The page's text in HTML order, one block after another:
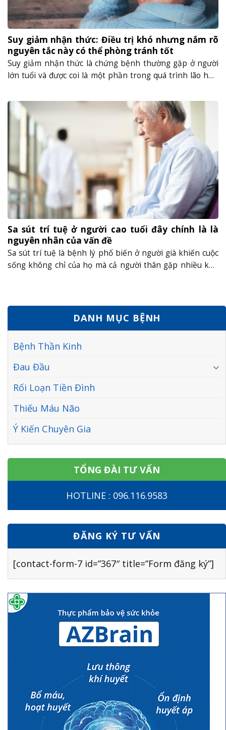
Suy giảm nhận thức: Điều trị khó nhưng nắm rõ
nguyên tắc này có thể phòng tránh tốt
Suy giảm nhận thức là chứng bệnh thường gặp ở người
lớn tuổi và được coi là một phần trong quá trình lão hóa.
và có xu hướng trẻ hóa dần, gây nhiều quan ngại. Hãy đọc
bài viết dưới đây để hiểu rõ......
Sa sút trí tuệ ở người cao tuổi đây chính là là
nguyên nhân của vấn đề
Sa sút trí tuệ là bệnh lý phổ biến ở người già khiến cuộc
sống không chỉ của họ mà cả người thân gặp nhiều khó
DANH MỤC BỆNH
Bệnh Thần Kinh
Đau Đầu
Rối Loạn Tiền Đình
Thiếu Máu Não
Ý Kiến Chuyên Gia
TỔNG ĐÀI TƯ VẤN
HOTLINE : 096.116.9583
ĐĂNG KÝ TƯ VẤN
[contact-form-7 id=”367″ title=”Form đăng ký”]